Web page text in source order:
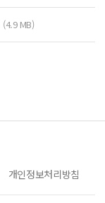
(4.9 MB)
개인정보처리방침